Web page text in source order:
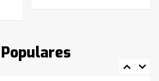
por
de drogas en la
sábado